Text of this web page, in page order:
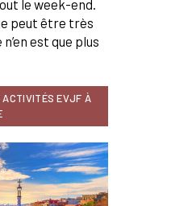
le week-end.
peut être très
est que plus
ACTIVITÉS EVJF À